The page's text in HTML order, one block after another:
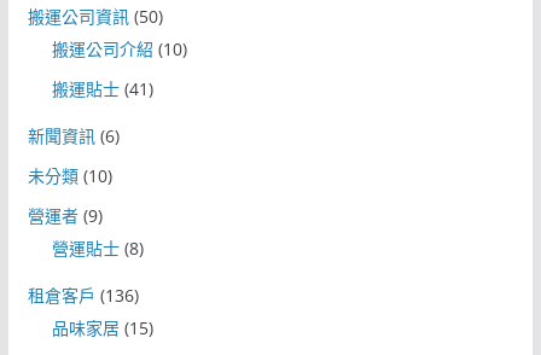
搬運公司資訊 (50)
搬運公司介紹 (10)
搬運貼士(41)
新聞資訊 (6)
未分類(10)
營運者(9)
營運貼士(8)
租倉客戶 (136)
品味家居(15)